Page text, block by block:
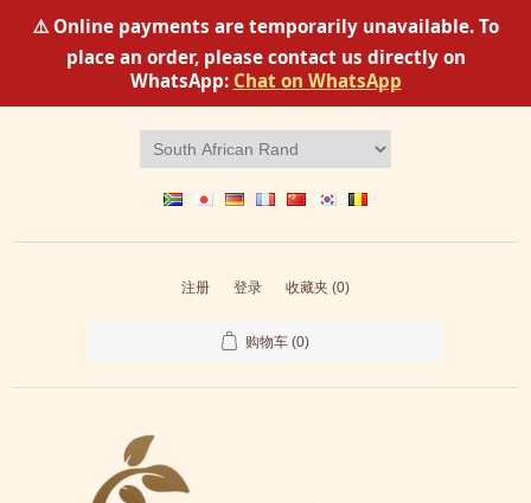
⚠️ Online payments are temporarily unavailable. To
place an order, please contact us directly on
WhatsApp: Chat on WhatsApp
注册 登录 收藏夹 (0)
购物车 (0)